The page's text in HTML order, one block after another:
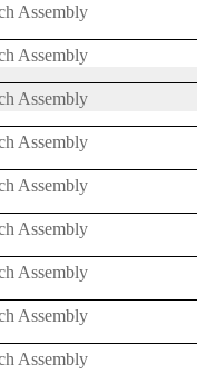
Assembly
Assembly
Assembly
Assembly
Assembly
Assembly
Assembly
Assembly
Assembly